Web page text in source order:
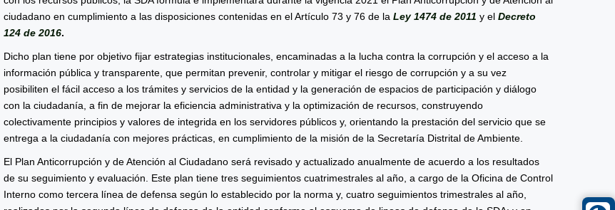
ciudadano en cumplimiento a las disposiciones contenidas en el Artículo 73 y 76 de la Ley 1474 de 2011 y el Decreto
124 de 2016.
Dicho plan tiene por objetivo fijar estrategias institucionales, encaminadas a la lucha contra la corrupción y el acceso a la
información pública y transparente, que permitan prevenir, controlar y mitigar el riesgo de corrupción y a su vez
posibiliten el fácil acceso a los trámites y servicios de la entidad y la generación de espacios de participación y diálogo
con la ciudadanía, a fin de mejorar la eficiencia administrativa y la optimización de recursos, construyendo
colectivamente principios y valores de integrida en los servidores públicos y, orientando la prestación del servicio que se
entrega a la ciudadanía con mejores prácticas, en cumplimiento de la misión de la Secretaría Distrital de Ambiente.
El Plan Anticorrupción y de Atención al Ciudadano será revisado y actualizado anualmente de acuerdo a los resultados
de su seguimiento y evaluación. Este plan tiene tres seguimientos cuatrimestrales al año, a cargo de la Oficina de Control
Interno como tercera línea de defensa según lo establecido por la norma y, cuatro seguimientos trimestrales al año,